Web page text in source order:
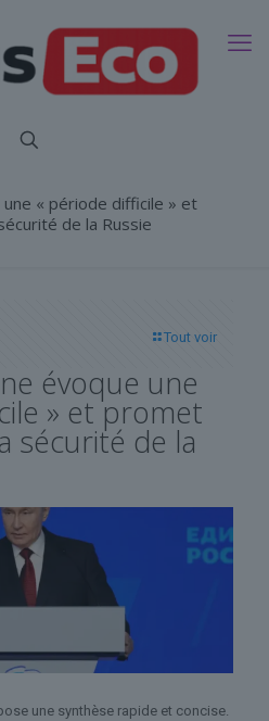
« période difficile » et
de la Russie
Tout voir
évoque une
» et promet
sécurité de la
une synthèse rapide et concise.